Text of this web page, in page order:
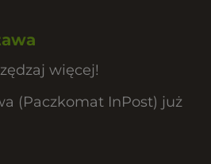
więcej!
(Paczkomat InPost) już